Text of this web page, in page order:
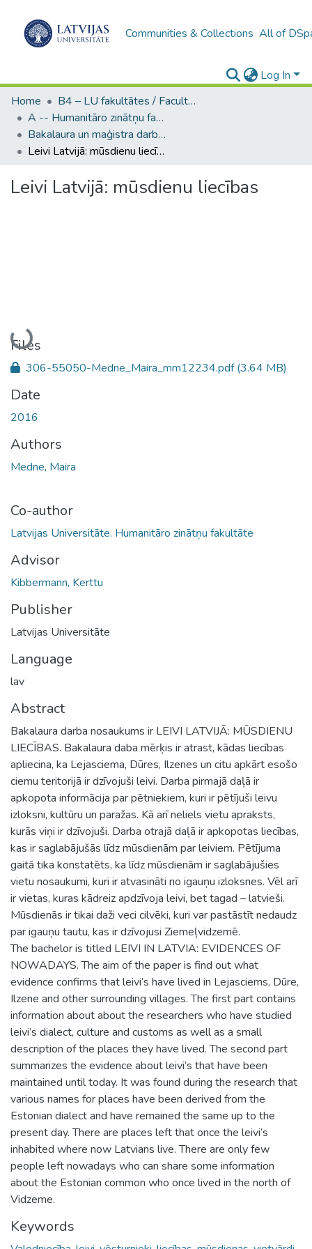
Communities & Collections All of
Log In
Home
B4 – LU fakultātes / Faculties of the UL
A -- Humanitāro zinātņu fakultāte / Faculty of Humanities
Bakalaura un maģistra darbi (HZF) / Bachelor's and Master's theses
Leivi Latvijā: mūsdienu liecības
Leivi Latvijā: mūsdienu liecības
Loading...
Files
306-55050-Medne_Maira_mm12234.pdf(3.64 MB)
Date
2016
Authors
Medne, Maira
Co-author
Latvijas Universitāte. Humanitāro zinātņu fakultāte
Advisor
Kibbermann, Kerttu
Publisher
Latvijas Universitāte
Language
lav
Abstract
Bakalaura darba nosaukums ir LEIVI LATVIJĀ: MŪSDIENU
LIECĪBAS. Bakalaura daba mērķis ir atrast, kādas liecības
apliecina, ka Lejasciema, Dūres, Ilzenes un citu apkārt esošo
ciemu teritorijā ir dzīvojuši leivi. Darba pirmajā daļā ir
apkopota informācija par pētniekiem, kuri ir pētījuši leivu
izloksni, kultūru un paražas. Kā arī neliels vietu apraksts,
kurās viņi ir dzīvojuši. Darba otrajā daļā ir apkopotas liecības,
kas ir saglabājušās līdz mūsdienām par leiviem. Pētījuma
gaitā tika konstatēts, ka līdz mūsdienām ir saglabājušies
vietu nosaukumi, kuri ir atvasināti no igauņu izloksnes. Vēl arī
ir vietas, kuras kādreiz apdzīvoja leivi, bet tagad – latvieši.
Mūsdienās ir tikai daži veci cilvēki, kuri var pastāstīt nedaudz
par igauņu tautu, kas ir dzīvojusi Ziemeļvidzemē.
The bachelor is titled LEIVI IN LATVIA: EVIDENCES OF
NOWADAYS. The aim of the paper is find out what
evidence confirms that leivi’s have lived in Lejasciems, Dūre,
Ilzene and other surrounding villages. The first part contains
information about about the researchers who have studied
leivi’s dialect, culture and customs as well as a small
description of the places they have lived. The second part
summarizes the evidence about leivi’s that have been
maintained until today. It was found during the research that
various names for places have been derived from the
Estonian dialect and have remained the same up to the
present day. There are places left that once the leivi’s
inhabited where now Latvians live. There are only few
people left nowadays who can share some information
about the Estonian common who once lived in the north of
Vidzeme.
Keywords